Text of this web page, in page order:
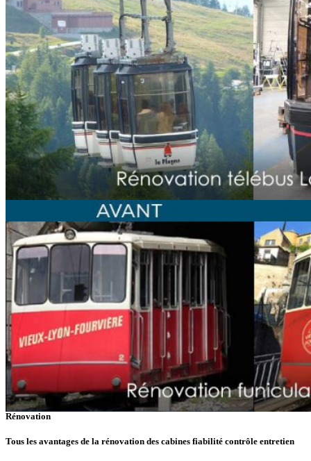
Rénovation
Tous les avantages de la rénovation des cabines fiabilité contrôle entretien